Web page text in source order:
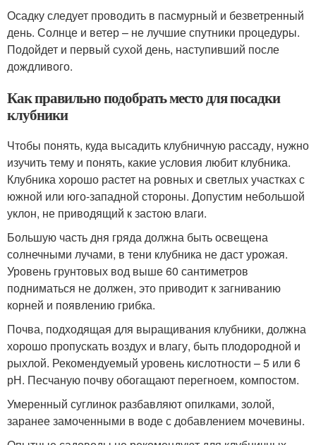
Осадку следует проводить в пасмурный и безветренный
день. Солнце и ветер – не лучшие спутники процедуры.
Подойдет и первый сухой день, наступивший после
дождливого.
Как правильно подобрать место для посадки
клубники
Чтобы понять, куда высадить клубничную рассаду, нужно
изучить тему и понять, какие условия любит клубника.
Клубника хорошо растет на ровных и светлых участках с
южной или юго-западной стороны. Допустим небольшой
уклон, не приводящий к застою влаги.
Большую часть дня гряда должна быть освещена
солнечными лучами, в тени клубника не даст урожая.
Уровень грунтовых вод выше 60 сантиметров
подниматься не должен, это приводит к загниванию
корней и появлению грибка.
Почва, подходящая для выращивания клубники, должна
хорошо пропускать воздух и влагу, быть плодородной и
рыхлой. Рекомендуемый уровень кислотности – 5 или 6
рН. Песчаную почву обогащают перегноем, компостом.
Умеренный суглинок разбавляют опилками, золой,
заранее замоченными в воде с добавлением мочевины.